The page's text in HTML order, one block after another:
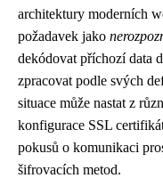
architektury moderních
požadavek jako
dekódovat příchozí data
zpracovat podle svých
situace může nastat z
konfigurace SSL
pokusů o komunikaci
šifrovacích metod.